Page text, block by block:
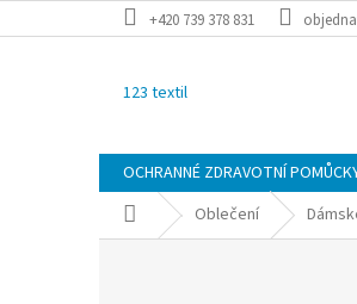
na
+420 739 378 831
123 textil
OCHRANNÉ ZDRAVOTNÍ
Domů Oblečení